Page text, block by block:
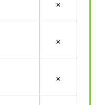
×
×
×